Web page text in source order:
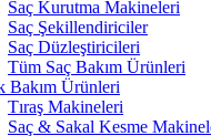
Saç Kurutma Makineleri
Saç Şekillendiriciler
Saç Düzleştiricileri
Tüm Saç Bakım Ürünleri
Bakım Ürünleri
Tıraş Makineleri
Saç & Sakal Kesme